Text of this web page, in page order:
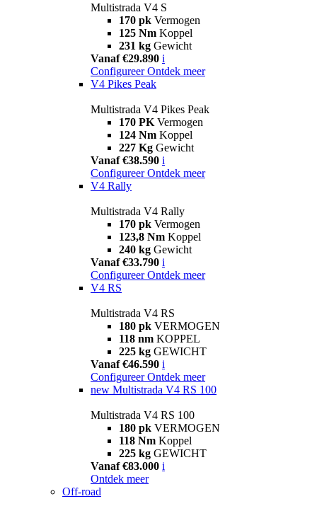
Multistrada V4 S
170 pk Vermogen
125 Nm Koppel
231 kg Gewicht
Vanaf €29.890 i
Configureer Ontdek meer
V4 Pikes Peak
Multistrada V4 Pikes Peak
170 PK Vermogen
124 Nm Koppel
227 Kg Gewicht
Vanaf €38.590 i
Configureer Ontdek meer
V4 Rally
Multistrada V4 Rally
170 pk Vermogen
123,8 Nm Koppel
240 kg Gewicht
Vanaf €33.790 i
Configureer Ontdek meer
V4 RS
Multistrada V4 RS
180 pk VERMOGEN
118 nm KOPPEL
225 kg GEWICHT
Vanaf €46.590 i
Configureer Ontdek meer
new Multistrada V4 RS 100
Multistrada V4 RS 100
180 pk VERMOGEN
118 Nm Koppel
225 kg GEWICHT
Vanaf €83.000 i
Ontdek meer
Off-road